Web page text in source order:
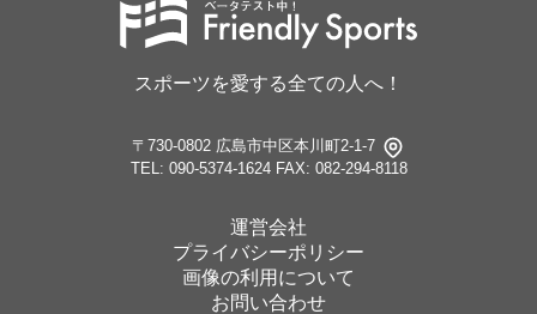
スポーツを愛する全ての人へ！
〒730-0802 広島市中区本川町2-1-7
TEL: 090-5374-1624 FAX: 082-294-8118
運営会社
プライバシーポリシー
画像の利用について
お問い合わせ